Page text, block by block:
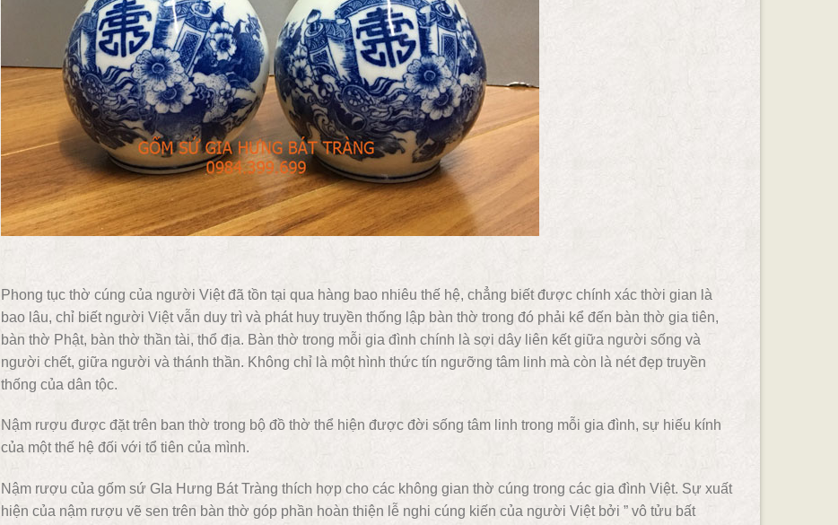
Phong tục thờ cúng của người Việt đã tồn tại qua hàng bao nhiêu thế hệ, chẳng biết được chính xác thời gian là
bao lâu, chỉ biết người Việt vẫn duy trì và phát huy truyền thống lập bàn thờ trong đó phải kể đến bàn thờ gia tiên,
bàn thờ Phật, bàn thờ thần tài, thổ địa. Bàn thờ trong mỗi gia đình chính là sợi dây liên kết giữa người sống và
người chết, giữa người và thánh thần. Không chỉ là một hình thức tín ngưỡng tâm linh mà còn là nét đẹp truyền
thống của dân tộc.
Nậm rượu được đặt trên ban thờ trong bộ đồ thờ thể hiện được đời sống tâm linh trong mỗi gia đình, sự hiếu kính
của một thế hệ đối với tổ tiên của mình.
Nậm rượu của gốm sứ GIa Hưng Bát Tràng thích hợp cho các không gian thờ cúng trong các gia đình Việt. Sự xuất
hiện của nậm rượu vẽ sen trên bàn thờ góp phần hoàn thiện lễ nghi cúng kiến của người Việt bởi ” vô tửu bất